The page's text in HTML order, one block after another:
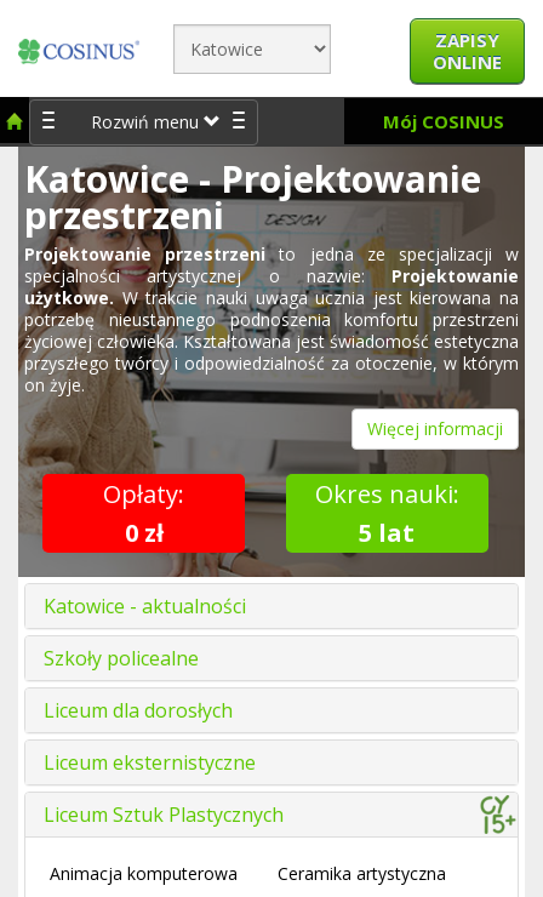
ZAPISY
ONLINE
Rozwiń menu Mój COSINUS
Katowice - Projektowanie
przestrzeni
Projektowanie przestrzenito jedna ze specjalizacji w
specjalności artystycznej o nazwie: Projektowanie
użytkowe.W trakcie nauki uwaga ucznia jest kierowana na
potrzebę nieustannego podnoszenia komfortu przestrzeni
życiowej człowieka. Kształtowana jest świadomość estetyczna
przyszłego twórcy i odpowiedzialność za otoczenie, w którym
on żyje.
Więcej informacji
Opłaty:
0 zł
Okres nauki:
5 lat
Katowice - aktualności
Szkoły policealne
Liceum dla dorosłych
Liceum eksternistyczne
Liceum Sztuk Plastycznych
Animacja komputerowa
Ceramika artystyczna